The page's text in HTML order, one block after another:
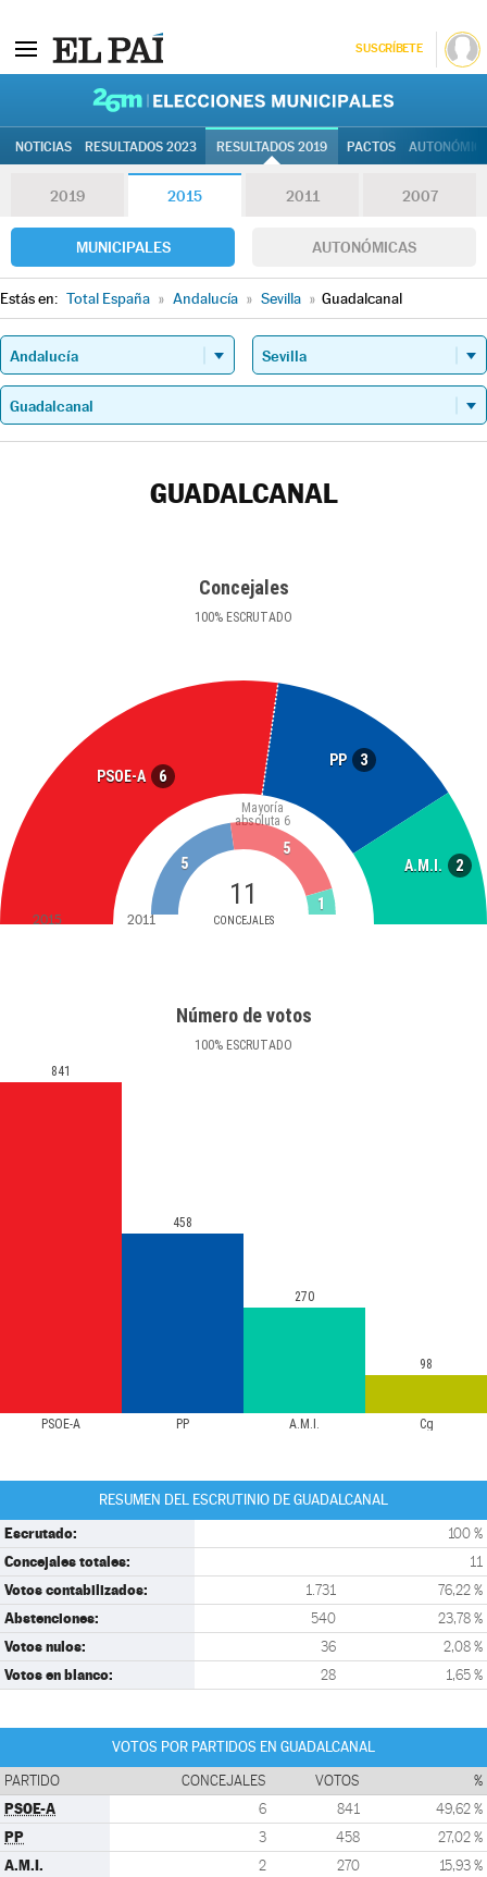
SUSCRÍBETE
NOTICIAS RESULTADOS 2023 RESULTADOS 2019 PACTOS
2019 2015 2011 2007
MUNICIPALES AUTONÓMICAS
Estás en: Total España » Andalucía » Sevilla » Guadalcanal
GUADALCANAL
Concejales
100% ESCRUTADO
PSOE-A 6
PP 3
A.M.I. 2
11
CONCEJALES
Mayoría
absoluta 6
5
5
1
2015 2011
Número de votos
100% ESCRUTADO
PSOE-A PP A.M.I. Cg
841
458
270
98
RESUMEN DEL ESCRUTINIO DE GUADALCANAL
Escrutado: 100 %
Concejales totales: 11
Votos contabilizados: 1.731 76,22 %
Abstenciones: 540 23,78 %
Votos nulos: 36 2,08 %
Votos en blanco: 28 1,65 %
VOTOS POR PARTIDOS EN GUADALCANAL
PARTIDO CONCEJALES VOTOS %
PSOE-A 6 841 49,62 %
PP 3 458 27,02 %
A.M.I. 2 270 15,93 %